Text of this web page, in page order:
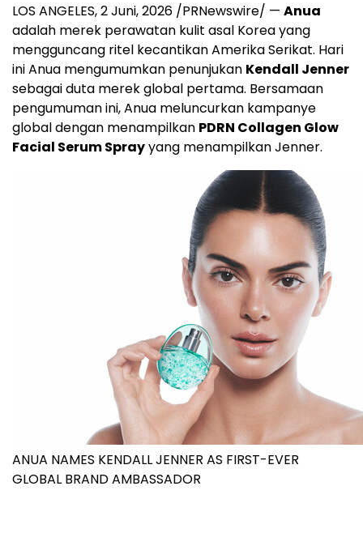
LOS ANGELES,2 Juni, 2026 /PRNewswire/ — Anua
adalah merek perawatan kulit asal Korea yang
mengguncang ritel kecantikan Amerika Serikat. Hari
ini Anua mengumumkan penunjukan Kendall Jenner
sebagai duta merek global pertama. Bersamaan
pengumuman ini, Anua meluncurkan kampanye
global dengan menampilkan PDRN Collagen Glow
Facial Serum Sprayyang menampilkan Jenner.
ANUA NAMES KENDALL JENNER AS FIRST-EVER
GLOBAL BRAND AMBASSADOR